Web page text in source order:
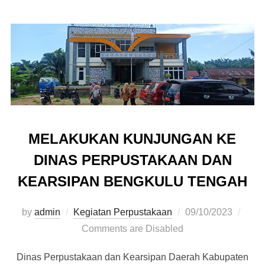
MELAKUKAN KUNJUNGAN KE
DINAS PERPUSTAKAAN DAN
KEARSIPAN BENGKULU TENGAH
by admin Kegiatan Perpustakaan
09/10/2023
Comments are Disabled
Dinas Perpustakaan dan Kearsipan Daerah Kabupaten